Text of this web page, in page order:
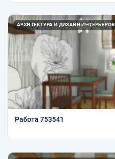
АРХИТЕКТУРА И ДИЗАЙН ИНТЕРЬЕРОВ
Работа 753541